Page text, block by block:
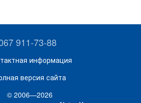
911-73-88
информация
версия сайта
© 2006—2026